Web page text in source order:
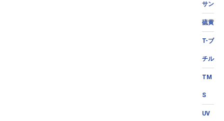
サン
硫黄
T-ブ
チル
TM
S
UV